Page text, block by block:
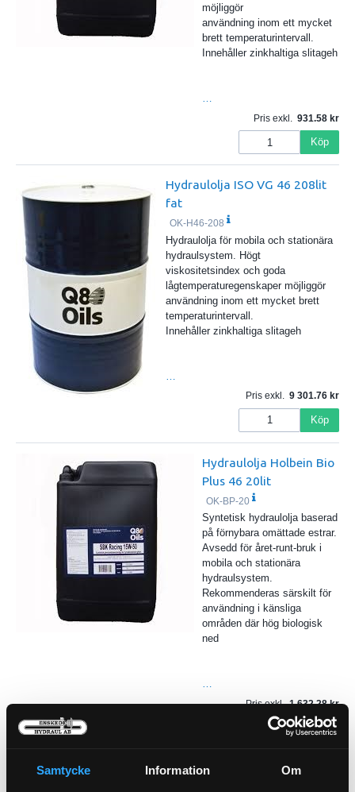
Samtycke Information Om
möjliggör
användning inom ett mycket
brett temperaturintervall.
Innehåller zinkhaltiga slitageh
…
Pris exkl. 931.58
Köp
Hydraulolja ISO VG 46 208lit
fat
OK-H46-208
Hydraulolja för mobila och stationära
hydraulsystem. Högt
viskositetsindex och goda
lågtemperaturegenskaper möjliggör
användning inom ett mycket brett
temperaturintervall.
Innehåller zinkhaltiga slitageh
Pris exkl. 9 301.76
Köp
Hydraulolja Holbein Bio
Plus 46 20lit
OK-BP-20
Syntetisk hydraulolja baserad
på förnybara omättade estrar.
Avsedd för året-runt-bruk i
mobila och stationära
hydraulsystem.
Rekommenderas särskilt för
användning i känsliga
områden där hög biologisk
ned
…
Pris exkl. 1 632.28
Köp
Hydraulolja Holbein Bio Plus